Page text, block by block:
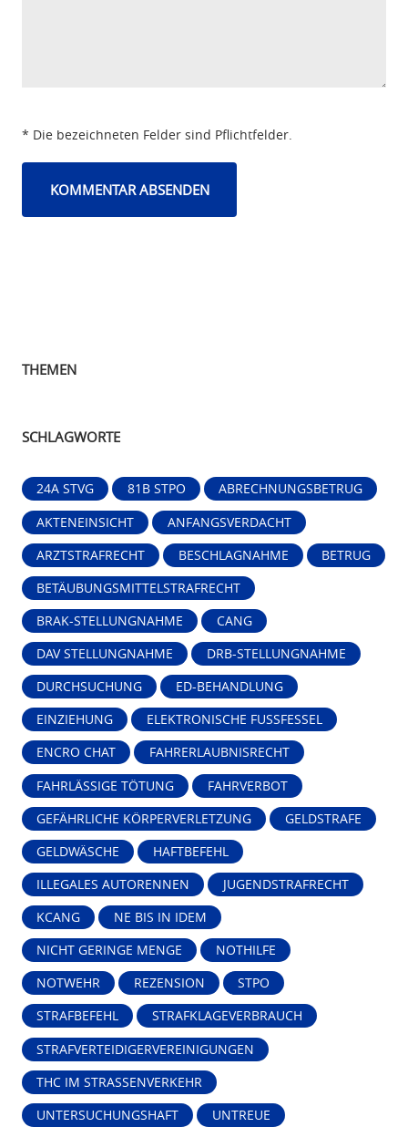
* Die bezeichneten Felder sind Pflichtfelder.
THEMEN
SCHLAGWORTE
24A STVG 81B STPO ABRECHNUNGSBETRUG
AKTENEINSICHT ANFANGSVERDACHT
ARZTSTRAFRECHT BESCHLAGNAHME BETRUG
BETÄUBUNGSMITTELSTRAFRECHT
BRAK-STELLUNGNAHME CANG
DAV STELLUNGNAHME DRB-STELLUNGNAHME
DURCHSUCHUNG ED-BEHANDLUNG
EINZIEHUNG ELEKTRONISCHE FUSSFESSEL
ENCRO CHAT FAHRERLAUBNISRECHT
FAHRLÄSSIGE TÖTUNG FAHRVERBOT
GEFÄHRLICHE KÖRPERVERLETZUNG GELDSTRAFE
GELDWÄSCHE HAFTBEFEHL
ILLEGALES AUTORENNEN JUGENDSTRAFRECHT
KCANG NE BIS IN IDEM
NICHT GERINGE MENGE NOTHILFE
NOTWEHR REZENSION STPO
STRAFBEFEHL STRAFKLAGEVERBRAUCH
STRAFVERTEIDIGERVEREINIGUNGEN
THC IM STRASSENVERKEHR
UNTERSUCHUNGSHAFT UNTREUE